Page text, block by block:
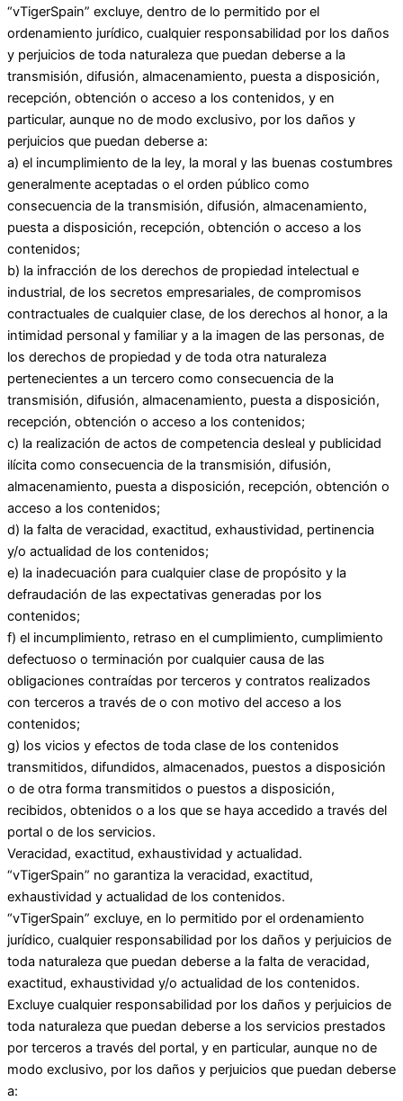
“vTigerSpain” excluye, dentro de lo permitido por el
ordenamiento jurídico, cualquier responsabilidad por los daños
y perjuicios de toda naturaleza que puedan deberse a la
transmisión, difusión, almacenamiento, puesta a disposición,
recepción, obtención o acceso a los contenidos, y en
particular, aunque no de modo exclusivo, por los daños y
perjuicios que puedan deberse a:
a) el incumplimiento de la ley, la moral y las buenas costumbres
generalmente aceptadas o el orden público como
consecuencia de la transmisión, difusión, almacenamiento,
puesta a disposición, recepción, obtención o acceso a los
contenidos;
b) la infracción de los derechos de propiedad intelectual e
industrial, de los secretos empresariales, de compromisos
contractuales de cualquier clase, de los derechos al honor, a la
intimidad personal y familiar y a la imagen de las personas, de
los derechos de propiedad y de toda otra naturaleza
pertenecientes a un tercero como consecuencia de la
transmisión, difusión, almacenamiento, puesta a disposición,
recepción, obtención o acceso a los contenidos;
c) la realización de actos de competencia desleal y publicidad
ilícita como consecuencia de la transmisión, difusión,
almacenamiento, puesta a disposición, recepción, obtención o
acceso a los contenidos;
d) la falta de veracidad, exactitud, exhaustividad, pertinencia
y/o actualidad de los contenidos;
e) la inadecuación para cualquier clase de propósito y la
defraudación de las expectativas generadas por los
contenidos;
f) el incumplimiento, retraso en el cumplimiento, cumplimiento
defectuoso o terminación por cualquier causa de las
obligaciones contraídas por terceros y contratos realizados
con terceros a través de o con motivo del acceso a los
contenidos;
g) los vicios y efectos de toda clase de los contenidos
transmitidos, difundidos, almacenados, puestos a disposición
o de otra forma transmitidos o puestos a disposición,
recibidos, obtenidos o a los que se haya accedido a través del
portal o de los servicios.
Veracidad, exactitud, exhaustividad y actualidad.
“vTigerSpain” no garantiza la veracidad, exactitud,
exhaustividad y actualidad de los contenidos.
“vTigerSpain” excluye, en lo permitido por el ordenamiento
jurídico, cualquier responsabilidad por los daños y perjuicios de
toda naturaleza que puedan deberse a la falta de veracidad,
exactitud, exhaustividad y/o actualidad de los contenidos.
Excluye cualquier responsabilidad por los daños y perjuicios de
toda naturaleza que puedan deberse a los servicios prestados
por terceros a través del portal, y en particular, aunque no de
modo exclusivo, por los daños y perjuicios que puedan deberse
a: